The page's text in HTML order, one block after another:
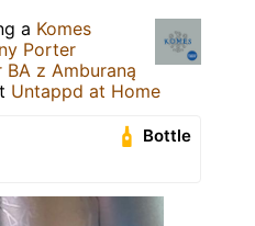
a Komes
Porter
BA z Amburaną
Untappd at Home
Bottle